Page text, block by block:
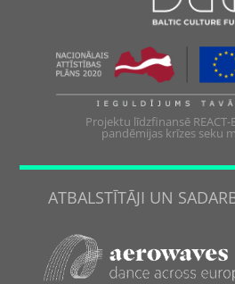
Projektu līdzfinansē
pandēmijas krīzes seku
ATBALSTĪTĀJI UN